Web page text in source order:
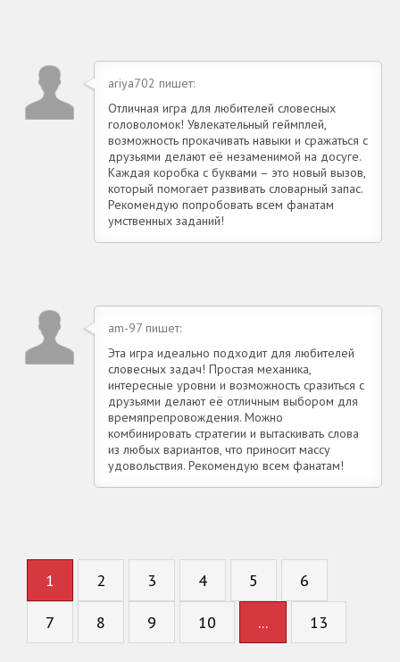
ariya702 пишет:
Отличная игра для любителей словесных
головоломок! Увлекательный геймплей,
возможность прокачивать навыки и сражаться с
друзьями делают её незаменимой на досуге.
Каждая коробка с буквами – это новый вызов,
который помогает развивать словарный запас.
Рекомендую попробовать всем фанатам
умственных заданий!
am-97 пишет:
Эта игра идеально подходит для любителей
словесных задач! Простая механика,
интересные уровни и возможность сразиться с
друзьями делают её отличным выбором для
времяпрепровождения. Можно
комбинировать стратегии и вытаскивать слова
из любых вариантов, что приносит массу
удовольствия. Рекомендую всем фанатам!
1 2 3 4 5 6
7 8 9 10 ... 13